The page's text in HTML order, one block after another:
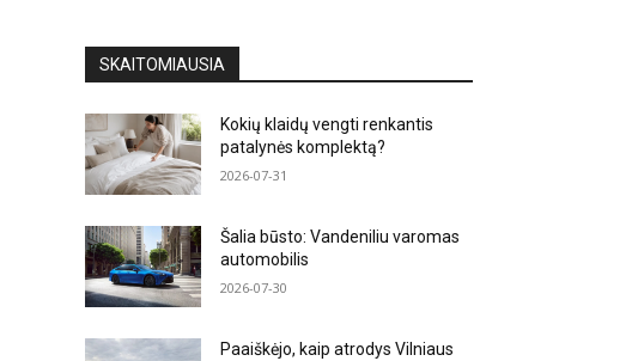
SKAITOMIAUSIA
Kokių klaidų vengti renkantis
patalynės komplektą?
2026-07-31
Šalia būsto: Vandeniliu varomas
automobilis
2026-07-30
Paaiškėjo, kaip atrodys Vilniaus